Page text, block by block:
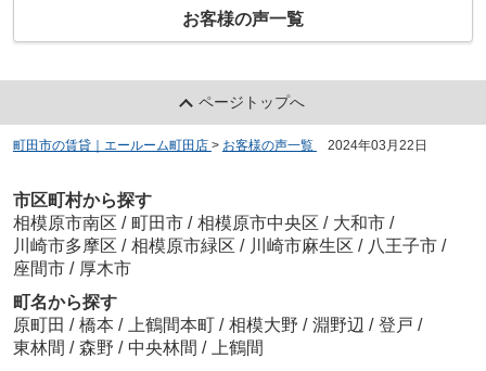
お客様の声一覧
ページトップへ
町田市の賃貸｜エールーム町田店 > お客様の声一覧 2024年03月22日
市区町村から探す
相模原市南区 / 町田市 / 相模原市中央区 / 大和市 /
川崎市多摩区 / 相模原市緑区 / 川崎市麻生区 / 八王子市 /
座間市 / 厚木市
町名から探す
原町田 / 橋本 / 上鶴間本町 / 相模大野 / 淵野辺 / 登戸 /
東林間 / 森野 / 中央林間 /
上鶴間